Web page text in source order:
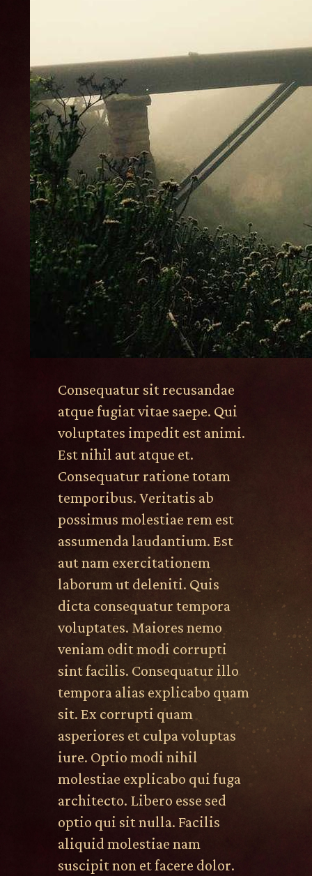
Consequatur sit recusandae
atque fugiat vitae saepe. Qui
voluptates impedit est animi.
Est nihil aut atque et.
Consequatur ratione totam
temporibus. Veritatis ab
possimus molestiae rem est
assumenda laudantium. Est
aut nam exercitationem
laborum ut deleniti. Quis
dicta consequatur tempora
voluptates. Maiores nemo
veniam odit modi corrupti
sint facilis. Consequatur illo
tempora alias explicabo quam
sit. Ex corrupti quam
asperiores et culpa voluptas
iure. Optio modi nihil
molestiae explicabo qui fuga
architecto. Libero esse sed
optio qui sit nulla. Facilis
aliquid molestiae nam
suscipit non et facere dolor.